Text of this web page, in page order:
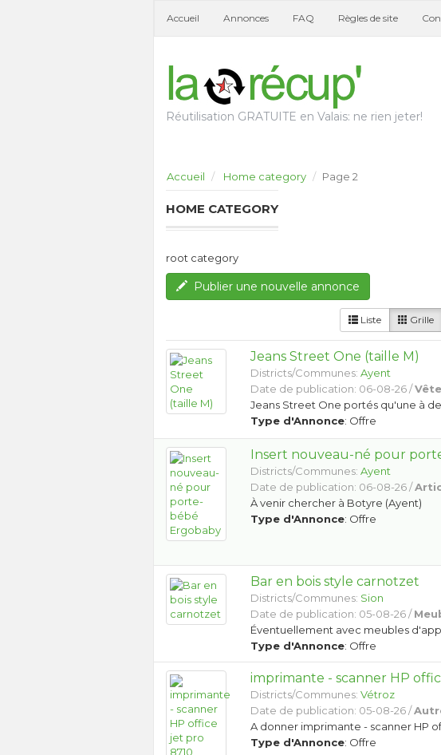
Accueil Annonces FAQ Règles de site
Réutilisation GRATUITE en Valais: ne rien jeter!
Accueil Home category Page 2
HOME CATEGORY
root category
Publier une nouvelle annonce
Liste Grille
Jeans Street One (taille M)
Districts/Communes:Ayent
Date de publication: 06-08-26 /
Jeans Street One portés qu'une à
Type d'Annonce: Offre
Insert nouveau-né pour
Districts/Communes:Ayent
Date de publication: 06-08-26 /
À venir chercher à Botyre (Ayent)
Type d'Annonce: Offre
Bar en bois style carnotzet
Districts/Communes: Sion
Date de publication: 05-08-26 /
Éventuellement avec meubles
Type d'Annonce: Offre
imprimante - scanner HP
Districts/Communes:Vétroz
Date de publication: 05-08-26 /
A donner imprimante - scanner HP
Type d'Annonce: Offre